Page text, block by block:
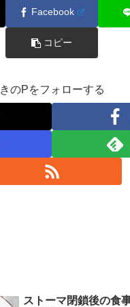
Facebook
コピー
きのPをフォローする
ストーマ閉鎖後の食